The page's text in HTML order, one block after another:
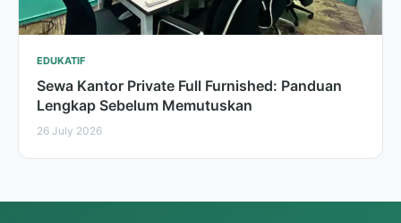
EDUKATIF
Sewa Kantor Private Full Furnished: Panduan
Lengkap Sebelum Memutuskan
26 July 2026